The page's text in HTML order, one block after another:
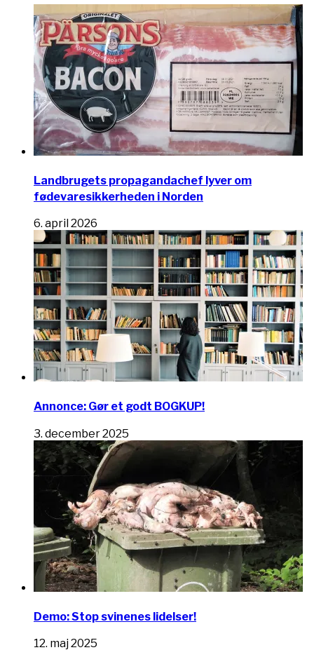
Landbrugets propagandachef lyver om
fødevaresikkerheden i Norden
6. april 2026
Annonce: Gør et godt BOGKUP!
3. december 2025
Demo: Stop svinenes lidelser!
12. maj 2025